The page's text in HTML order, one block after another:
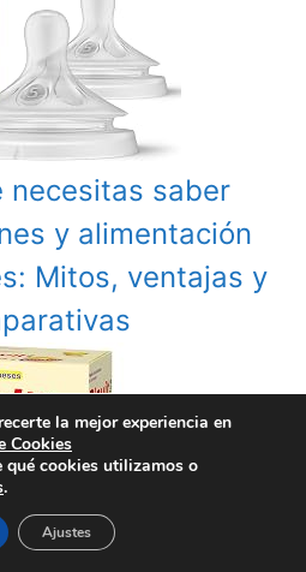
necesitas saber
y alimentación
Mitos, ventajas y
la mejor experiencia en
Cookies
qué cookies utilizamos o
.
Ajustes